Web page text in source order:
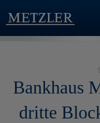
Bankhaus
dritte